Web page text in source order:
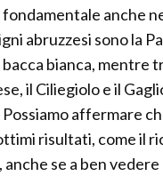
anche
abruzzesi sono la
bianca, mentre
il Ciliegiolo e il
affermare
risultati, come il
se a ben